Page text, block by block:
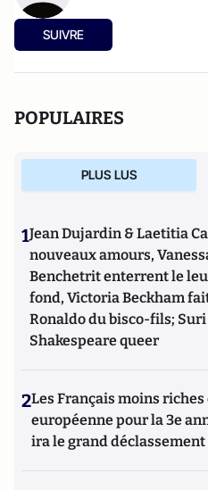
SUIVRE
POPULAIRES
PLUS LUS
1Jean Dujardin & Laetitia
nouveaux amours,
Benchetrit enterrent le
fond, Victoria Beckham
Ronaldo du bisco-fils;
Shakespeare queer
2Les Français moins
européenne pour la 3e
ira le grand déclassement